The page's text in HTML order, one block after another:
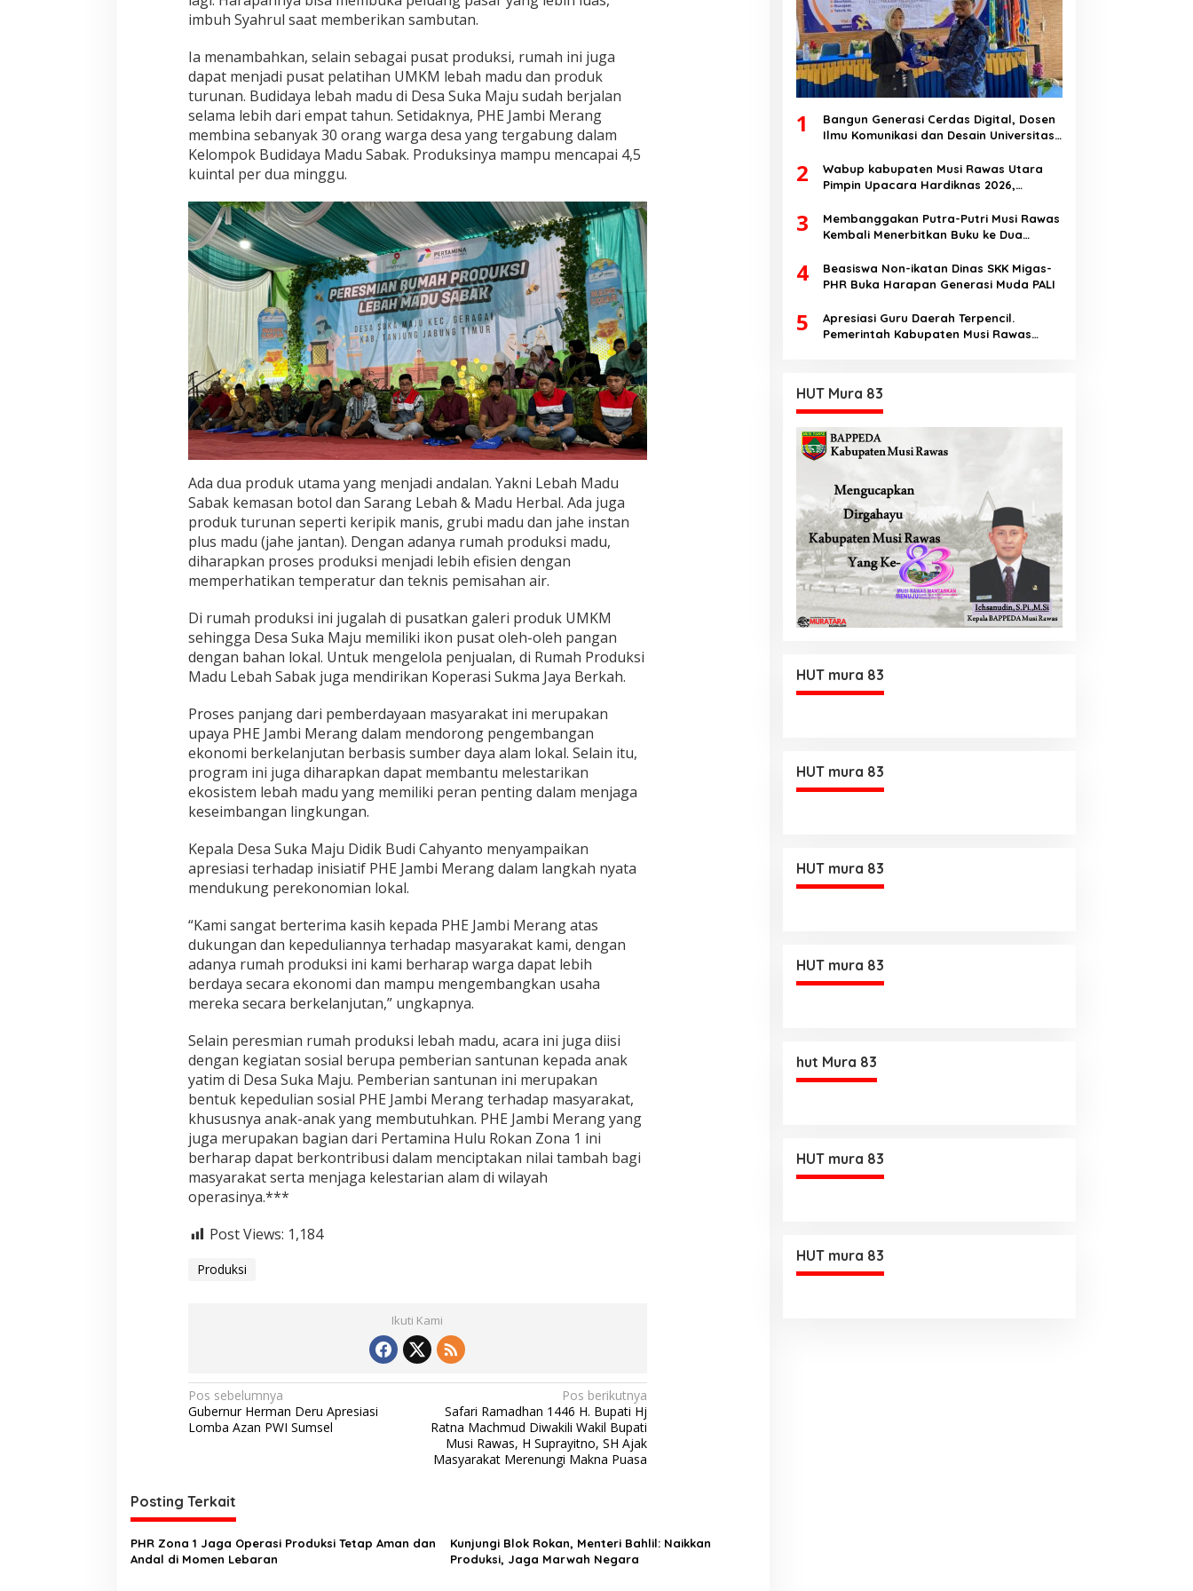
imbuh Syahrul saat memberikan sambutan.
Ia menambahkan, selain sebagai pusat produksi, rumah ini juga
dapat menjadi pusat pelatihan UMKM lebah madu dan produk
turunan. Budidaya lebah madu di Desa Suka Maju sudah berjalan
selama lebih dari empat tahun. Setidaknya, PHE Jambi Merang
membina sebanyak 30 orang warga desa yang tergabung dalam
Kelompok Budidaya Madu Sabak. Produksinya mampu mencapai 4,5
kuintal per dua minggu.
Ada dua produk utama yang menjadi andalan. Yakni Lebah Madu
Sabak kemasan botol dan Sarang Lebah & Madu Herbal. Ada juga
produk turunan seperti keripik manis, grubi madu dan jahe instan
plus madu (jahe jantan). Dengan adanya rumah produksi madu,
diharapkan proses produksi menjadi lebih efisien dengan
memperhatikan temperatur dan teknis pemisahan air.
Di rumah produksi ini jugalah di pusatkan galeri produk UMKM
sehingga Desa Suka Maju memiliki ikon pusat oleh-oleh pangan
dengan bahan lokal. Untuk mengelola penjualan, di Rumah Produksi
Madu Lebah Sabak juga mendirikan Koperasi Sukma Jaya Berkah.
Proses panjang dari pemberdayaan masyarakat ini merupakan
upaya PHE Jambi Merang dalam mendorong pengembangan
ekonomi berkelanjutan berbasis sumber daya alam lokal. Selain itu,
program ini juga diharapkan dapat membantu melestarikan
ekosistem lebah madu yang memiliki peran penting dalam menjaga
keseimbangan lingkungan.
Kepala Desa Suka Maju Didik Budi Cahyanto menyampaikan
apresiasi terhadap inisiatif PHE Jambi Merang dalam langkah nyata
mendukung perekonomian lokal.
“Kami sangat berterima kasih kepada PHE Jambi Merang atas
dukungan dan kepeduliannya terhadap masyarakat kami, dengan
adanya rumah produksi ini kami berharap warga dapat lebih
berdaya secara ekonomi dan mampu mengembangkan usaha
mereka secara berkelanjutan,” ungkapnya.
Selain peresmian rumah produksi lebah madu, acara ini juga diisi
dengan kegiatan sosial berupa pemberian santunan kepada anak
yatim di Desa Suka Maju. Pemberian santunan ini merupakan
bentuk kepedulian sosial PHE Jambi Merang terhadap masyarakat,
khususnya anak-anak yang membutuhkan. PHE Jambi Merang yang
juga merupakan bagian dari Pertamina Hulu Rokan Zona 1 ini
berharap dapat berkontribusi dalam menciptakan nilai tambah bagi
masyarakat serta menjaga kelestarian alam di wilayah
operasinya.***
Post Views: 1,184
Produksi
Ikuti Kami
N
a
g
a
s
i
Pos sebelumnya
Gubernur Herman Deru Apresiasi
Lomba Azan PWI Sumsel
Pos berikutnya
Safari Ramadhan 1446 H. Bupati Hj
Ratna Machmud Diwakili Wakil Bupati
Musi Rawas, H Suprayitno, SH Ajak
Masyarakat Merenungi Makna Puasa
Posting Terkait
PHR Zona 1 Jaga Operasi Produksi Tetap Aman dan
Andal di Momen Lebaran
Kunjungi Blok Rokan, Menteri Bahlil: Naikkan
Produksi, Jaga Marwah Negara
1
Bangun Generasi Cerdas Digital, Dosen
Ilmu Komunikasi dan Desain Universitas
Disinformasi AI dan Hate Speech di SMK
Ikhlas Jawilan
2
Wabup kabupaten Musi Rawas Utara
Pimpin Upacara Hardiknas 2026,
berakhlak
3
Membanggakan Putra-Putri Musi Rawas
Kembali Menerbitkan Buku ke Dua
4
Beasiswa Non-ikatan Dinas SKK Migas-
PHR Buka Harapan Generasi Muda PALI
5
Apresiasi Guru Daerah Terpencil.
Pemerintah Kabupaten Musi Rawas
HUT Mura 83
HUT mura 83
HUT mura 83
HUT mura 83
HUT mura 83
hut Mura 83
HUT mura 83
HUT mura 83